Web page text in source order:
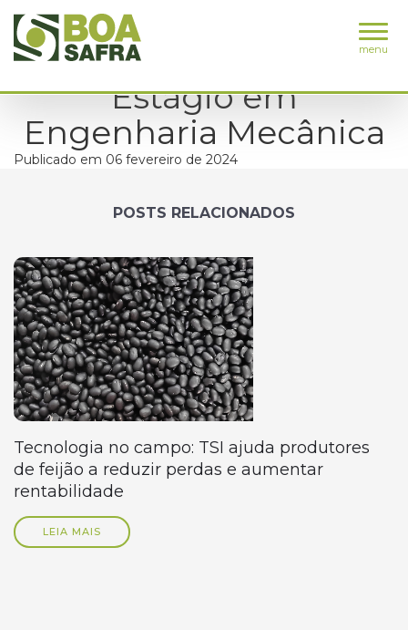
menu
Estágio em
Engenharia Mecânica
Publicado em 06 fevereiro de 2024
POSTS RELACIONADOS
Tecnologia no campo: TSI ajuda produtores
de feijão a reduzir perdas e aumentar
rentabilidade
LEIA MAIS